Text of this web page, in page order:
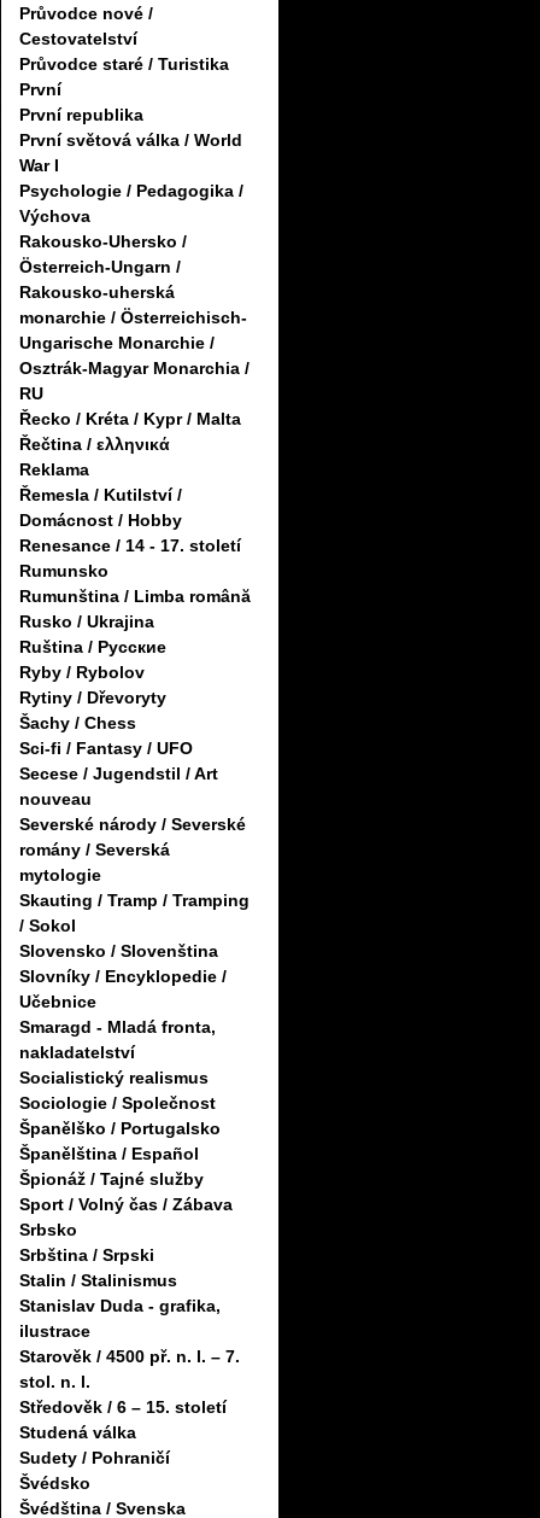
Průvodce nové /
Cestovatelství
Průvodce staré / Turistika
První
První republika
První světová válka / World
War I
Psychologie / Pedagogika /
Výchova
Rakousko-Uhersko /
Österreich-Ungarn /
Rakousko-uherská
monarchie / Österreichisch-
Ungarische Monarchie /
Osztrák-Magyar Monarchia /
RU
Řecko / Kréta / Kypr / Malta
Řečtina / ελληνικά
Reklama
Řemesla / Kutilství /
Domácnost / Hobby
Renesance / 14 - 17. století
Rumunsko
Rumunština / Limba română
Rusko / Ukrajina
Ruština / Русские
Ryby / Rybolov
Rytiny / Dřevoryty
Šachy / Chess
Sci-fi / Fantasy / UFO
Secese / Jugendstil / Art
nouveau
Severské národy / Severské
romány / Severská
mytologie
Skauting / Tramp / Tramping
/ Sokol
Slovensko / Slovenština
Slovníky / Encyklopedie /
Učebnice
Smaragd - Mladá fronta,
nakladatelství
Socialistický realismus
Sociologie / Společnost
Španělško / Portugalsko
Španělština / Español
Špionáž / Tajné služby
Sport / Volný čas / Zábava
Srbsko
Srbština / Srpski
Stalin / Stalinismus
Stanislav Duda - grafika,
ilustrace
Starověk / 4500 př. n. l. – 7.
stol. n. l.
Středověk / 6 – 15. století
Studená válka
Sudety / Pohraničí
Švédsko
Švédština / Svenska